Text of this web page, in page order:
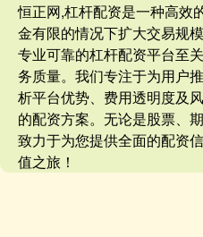
恒正网,杠杆配资是一种高效
金有限的情况下扩大交易规
专业可靠的杠杆配资平台至
务质量。我们专注于为用户
析平台优势、费用透明度及
的配资方案。无论是股票、
致力于为您提供全面的配资
值之旅！